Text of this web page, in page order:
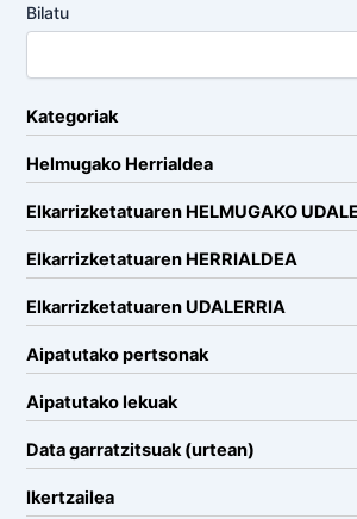
Bilatu
Kategoriak
Helmugako Herrialdea
Elkarrizketatuaren HELMUGAKO
Elkarrizketatuaren HERRIALDEA
Elkarrizketatuaren UDALERRIA
Aipatutako pertsonak
Aipatutako lekuak
Data garratzitsuak (urtean)
Ikertzailea